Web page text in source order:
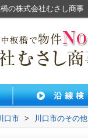
の株式会社むさし商事
口市 > 川口市のその他